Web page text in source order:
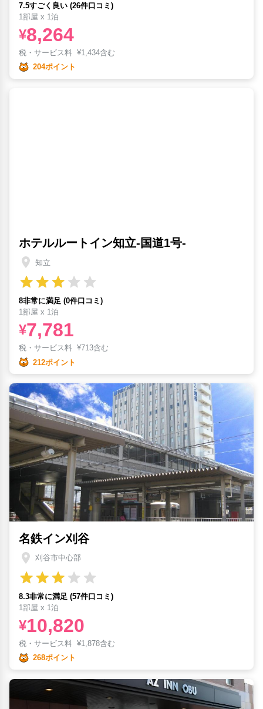
7.5すごく良い (26件口コミ)
1部屋 x 1泊
¥8,264
税・サービス料 ¥1,434含む
204ポイント
ホテルルートイン知立-国道1号-
知立
8非常に満足 (0件口コミ)
1部屋 x 1泊
¥7,781
税・サービス料 ¥713含む
212ポイント
名鉄イン刈谷
刈谷市中心部
8.3非常に満足 (57件口コミ)
1部屋 x 1泊
¥10,820
税・サービス料 ¥1,878含む
268ポイント